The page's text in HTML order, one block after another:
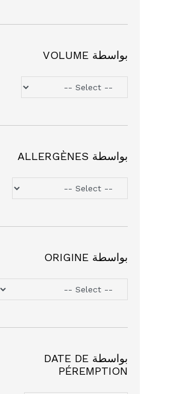
بواسطة VOLUME
بواسطة ALLERGÈNES
بواسطة ORIGINE
بواسطة DATE DE
PÉREMPTION